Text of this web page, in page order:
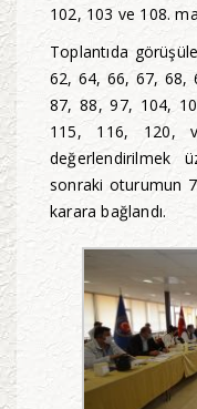
102, 103 ve 108.
Toplantıda
62, 64, 66, 67, 68,
87, 88, 97, 104,
115, 116, 120,
değerlendirilmek
sonraki oturumun
karara bağlandı.